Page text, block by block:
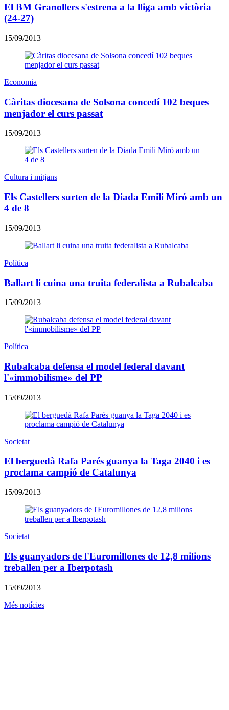
El BM Granollers s'estrena a la lliga amb victòria
(24-27)
15/09/2013
Economia
Càritas diocesana de Solsona concedí 102 beques
menjador el curs passat
15/09/2013
Cultura i mitjans
Els Castellers surten de la Diada Emili Miró amb un
4 de 8
15/09/2013
Política
Ballart li cuina una truita federalista a Rubalcaba
15/09/2013
Política
Rubalcaba defensa el model federal davant
l'«immobilisme» del PP
15/09/2013
Societat
El berguedà Rafa Parés guanya la Taga 2040 i es
proclama campió de Catalunya
15/09/2013
Societat
Els guanyadors de l'Euromillones de 12,8 milions
treballen per a Iberpotash
15/09/2013
Més notícies